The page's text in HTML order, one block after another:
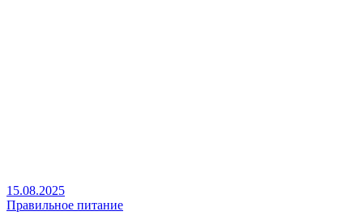
15.08.2025
Правильное питание